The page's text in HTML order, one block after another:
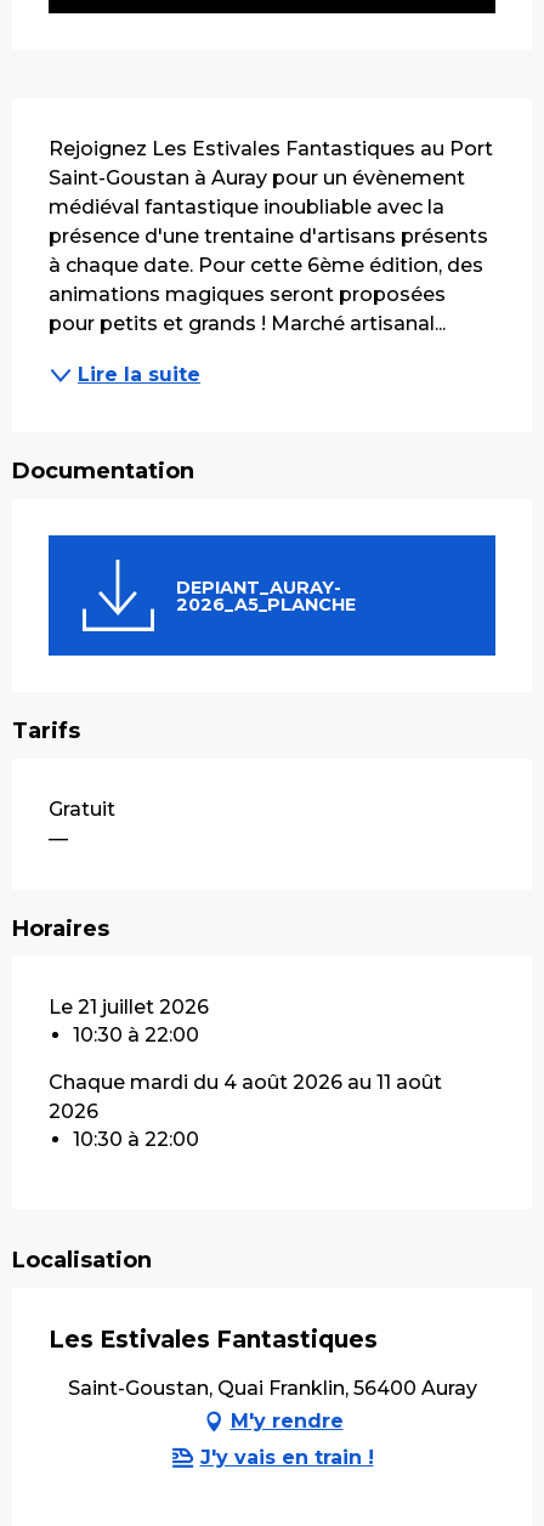
Rejoignez Les Estivales Fantastiques au Port
Saint-Goustan à Auray pour un évènement
médiéval fantastique inoubliable avec la
présence d'une trentaine d'artisans présents
à chaque date. Pour cette 6ème édition, des
animations magiques seront proposées
pour petits et grands ! Marché artisanal...
Lire la suite
Documentation
DEPIANT_AURAY-
2026_A5_PLANCHE
Tarifs
Gratuit
—
Horaires
Le 21 juillet 2026
10:30 à 22:00
Chaque mardi du 4 août 2026 au 11 août
2026
10:30 à 22:00
Localisation
Les Estivales Fantastiques
Saint-Goustan, Quai Franklin, 56400 Auray
M'y rendre
J'y vais en train !